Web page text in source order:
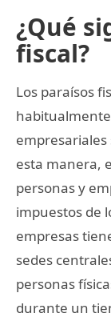
¿Qué
fiscal?
Los paraísos
empresariales
esta manera,
personas y
impuestos de
empresas
sedes
personas
durante un